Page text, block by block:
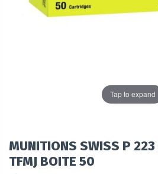
Tap to expand
MUNITIONS SWISS P
TFMJ BOITE 50